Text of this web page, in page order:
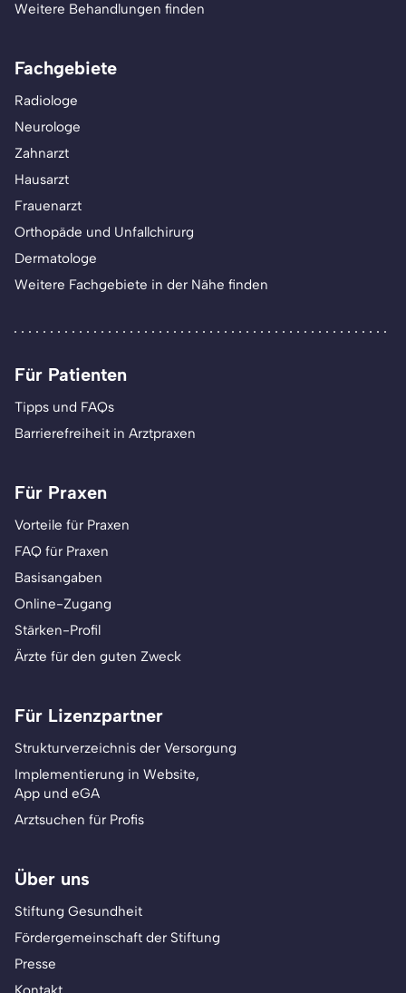
Weitere Behandlungen finden
Fachgebiete
Radiologe
Neurologe
Zahnarzt
Hausarzt
Frauenarzt
Orthopäde und Unfallchirurg
Dermatologe
Weitere Fachgebiete in der Nähe finden
Für Patienten
Tipps und FAQs
Barrierefreiheit in Arztpraxen
Für Praxen
Vorteile für Praxen
FAQ für Praxen
Basisangaben
Online-Zugang
Stärken-Profil
Ärzte für den guten Zweck
Für Lizenzpartner
Strukturverzeichnis der Versorgung
Implementierung in Website,
App und eGA
Arztsuchen für Profis
Über uns
Stiftung Gesundheit
Fördergemeinschaft der Stiftung
Presse